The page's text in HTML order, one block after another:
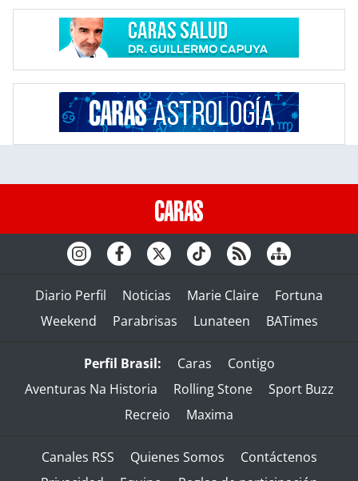
Diario Perfil Noticias Marie Claire
Fortuna
Weekend
Parabrisas Lunateen BATimes
Perfil Brasil: Caras
Contigo
Aventuras Na Historia
Rolling Stone
Sport Buzz
Recreio
Maxima
Canales RSS Quienes Somos
Contáctenos